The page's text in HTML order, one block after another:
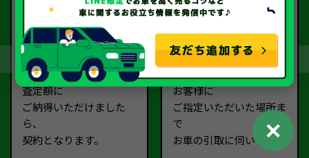
契約
査定額に
ご納得いただけました
ら、
契約となります。
お引取り
お客様に
ご指定いただいた場所ま
で
お車の引取に伺います。
✕